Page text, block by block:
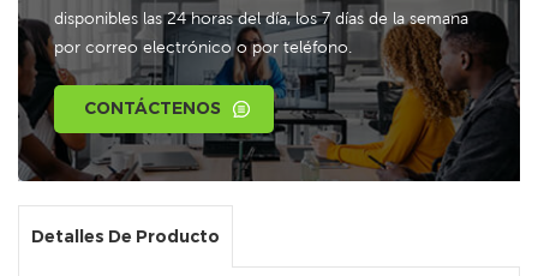
disponibles las 24 horas del día, los 7 días de la semana
por correo electrónico o por teléfono.
CONTÁCTENOS
Detalles De Producto